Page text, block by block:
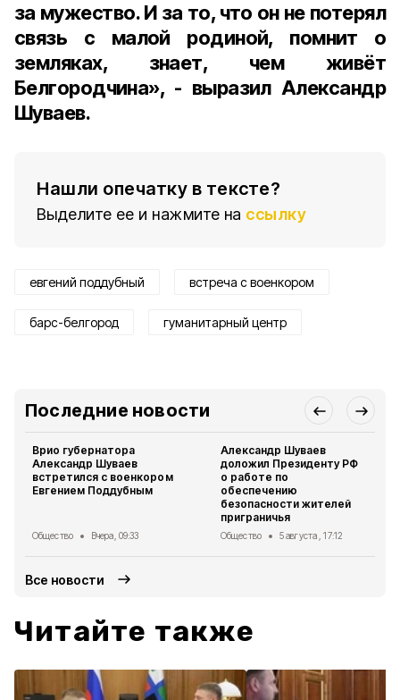
за мужество. И за то, что он не потерял
связь с малой родиной, помнит о
земляках, знает, чем живёт
Белгородчина», - выразил Александр
Шуваев.
Нашли опечатку в тексте?
Выделите ее и нажмите на ссылку
евгений поддубный встреча с военкором
барс-белгород гуманитарный центр
Последние новости
Врио губернатора
Александр Шуваев
встретился с военкором
Евгением Поддубным
Общество Вчера, 09:33
Александр Шуваев
доложил Президенту РФ
о работе по
обеспечению
безопасности жителей
приграничья
Общество 5 августа , 17:12
Все новости
Читайте также